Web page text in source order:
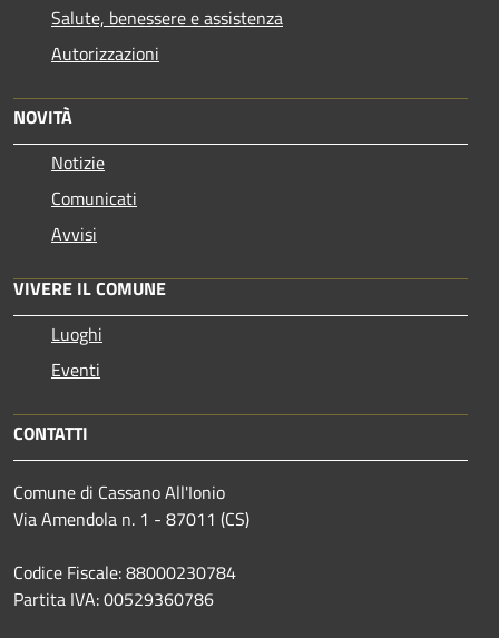
Salute, benessere e assistenza
Autorizzazioni
NOVITÀ
Notizie
Comunicati
Avvisi
VIVERE IL COMUNE
Luoghi
Eventi
CONTATTI
Comune di Cassano All'Ionio
Via Amendola n. 1 - 87011 (CS)
Codice Fiscale: 88000230784
Partita IVA: 00529360786